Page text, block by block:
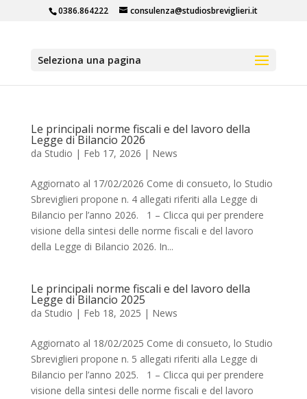
0386.864222 consulenza@studiosbreviglieri.it
Seleziona una pagina
Le principali norme fiscali e del lavoro della
Legge di Bilancio 2026
da Studio | Feb 17, 2026 | News
Aggiornato al 17/02/2026 Come di consueto, lo Studio
Sbreviglieri propone n. 4 allegati riferiti alla Legge di
Bilancio per l’anno 2026. 1 – Clicca qui per prendere
visione della sintesi delle norme fiscali e del lavoro
della Legge di Bilancio 2026. In...
Le principali norme fiscali e del lavoro della
Legge di Bilancio 2025
da Studio | Feb 18, 2025 | News
Aggiornato al 18/02/2025 Come di consueto, lo Studio
Sbreviglieri propone n. 5 allegati riferiti alla Legge di
Bilancio per l’anno 2025. 1 – Clicca qui per prendere
visione della sintesi delle norme fiscali e del lavoro